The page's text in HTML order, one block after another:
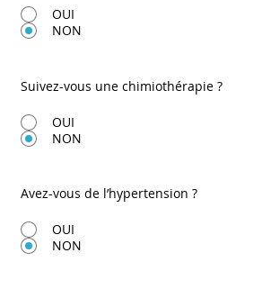
OUI
NON
Suivez-vous une chimiothérapie ?
OUI
NON
Avez-vous de l’hypertension ?
OUI
NON